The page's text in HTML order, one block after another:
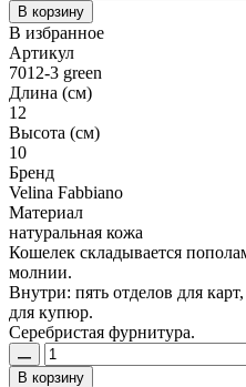
В корзину
В избранное
Артикул
7012-3 green
Длина (см)
12
Высота (см)
10
Бренд
Velina Fabbiano
Материал
натуральная кожа
Кошелек складывается
молнии.
Внутри: пять отделов для
для купюр.
Серебристая фурнитура.
В корзину